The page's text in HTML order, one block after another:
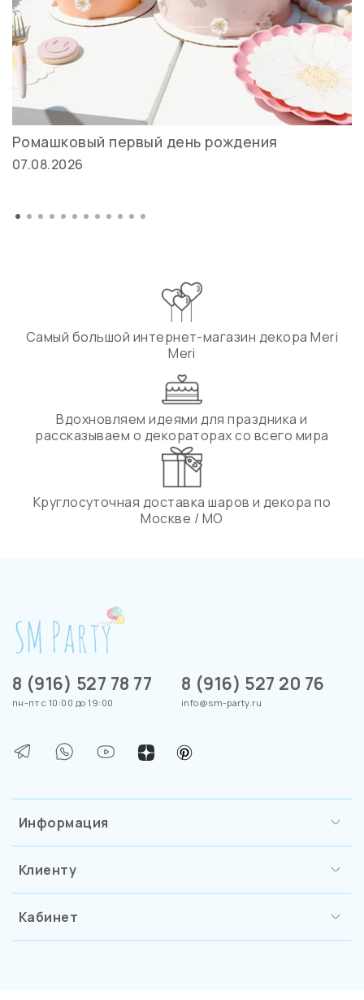
Ромашковый первый день рождения
07.08.2026
Самый большой интернет-магазин декора Meri
Meri
Вдохновляем идеями для праздника и
рассказываем о декораторах со всего мира
Круглосуточная доставка шаров и декора по
Москве / МО
Информация
Клиенту
Кабинет
8 (916) 527 78 77
пн-пт с 10:00 до 19:00
8 (916) 527 20 76
info@sm-party.ru